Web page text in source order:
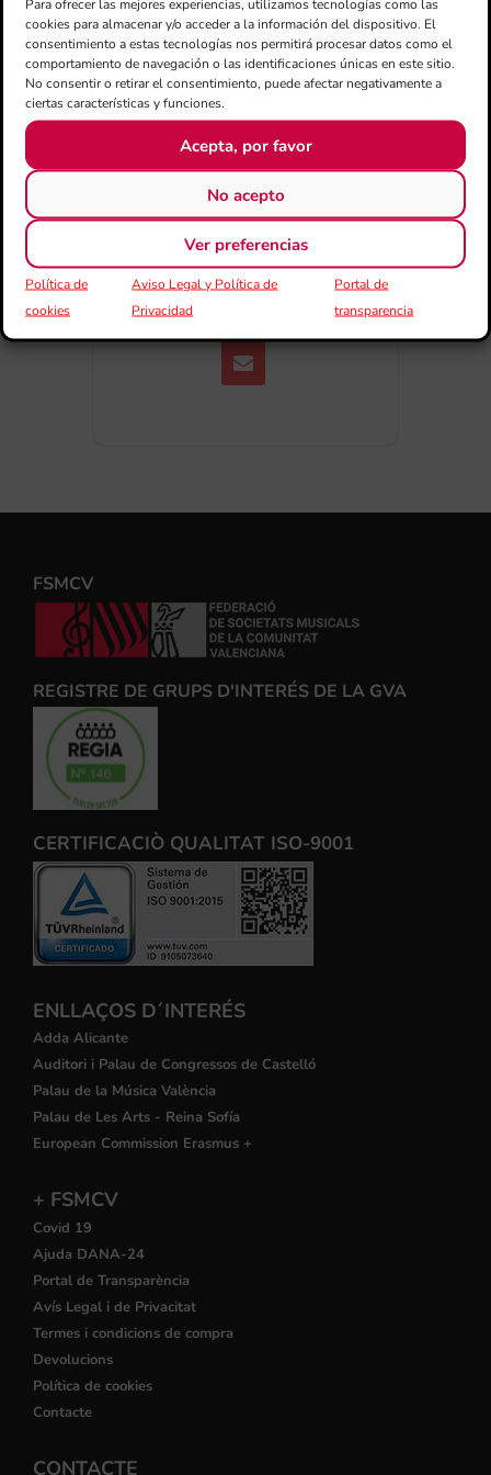
Para ofrecer las mejores experiencias, utilizamos tecnologías como las
cookies para almacenar y/o acceder a la información del dispositivo. El
consentimiento a estas tecnologías nos permitirá procesar datos como el
comportamiento de navegación o las identificaciones únicas en este sitio.
No consentir o retirar el consentimiento, puede afectar negativamente a
ciertas características y funciones.
Acepta, por favor
No acepto
Ver preferencias
Política de
cookies
Aviso Legal y Política de
Privacidad
Portal de
transparencia
Exportar + iCal / Outlook
COMPARTIR
ESDEVENIMENT
FSMCV
REGISTRE DE GRUPS D'INTERÉS DE LA GVA
CERTIFICACIÒ QUALITAT ISO-9001
ENLLAÇOS D´INTERÉS
Adda Alicante
Auditori i Palau de Congressos de Castelló
Palau de la Música València
Palau de Les Arts - Reina Sofía
European Commission Erasmus +
+ FSMCV
Covid 19
Ajuda DANA-24
Portal de Transparència
Avís Legal i de Privacitat
Termes i condicions de compra
Devolucions
Política de cookies
Contacte
CONTACTE